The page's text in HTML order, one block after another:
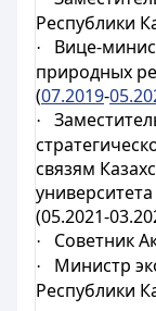
Республики
·
Вице-
природных
(07.2019-
·
связям
(05.2021-
· Советник
·
Министр
Республики